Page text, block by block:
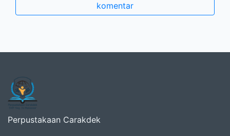
komentar
Perpustakaan Carakdek